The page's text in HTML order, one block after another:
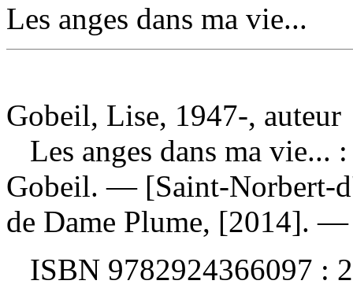
Les anges dans ma vie...
Gobeil, Lise, 1947-, auteur
Les anges dans ma vie...
Gobeil. — [Saint-Norbert-
de Dame Plume, [2014]. —
ISBN 9782924366097 :